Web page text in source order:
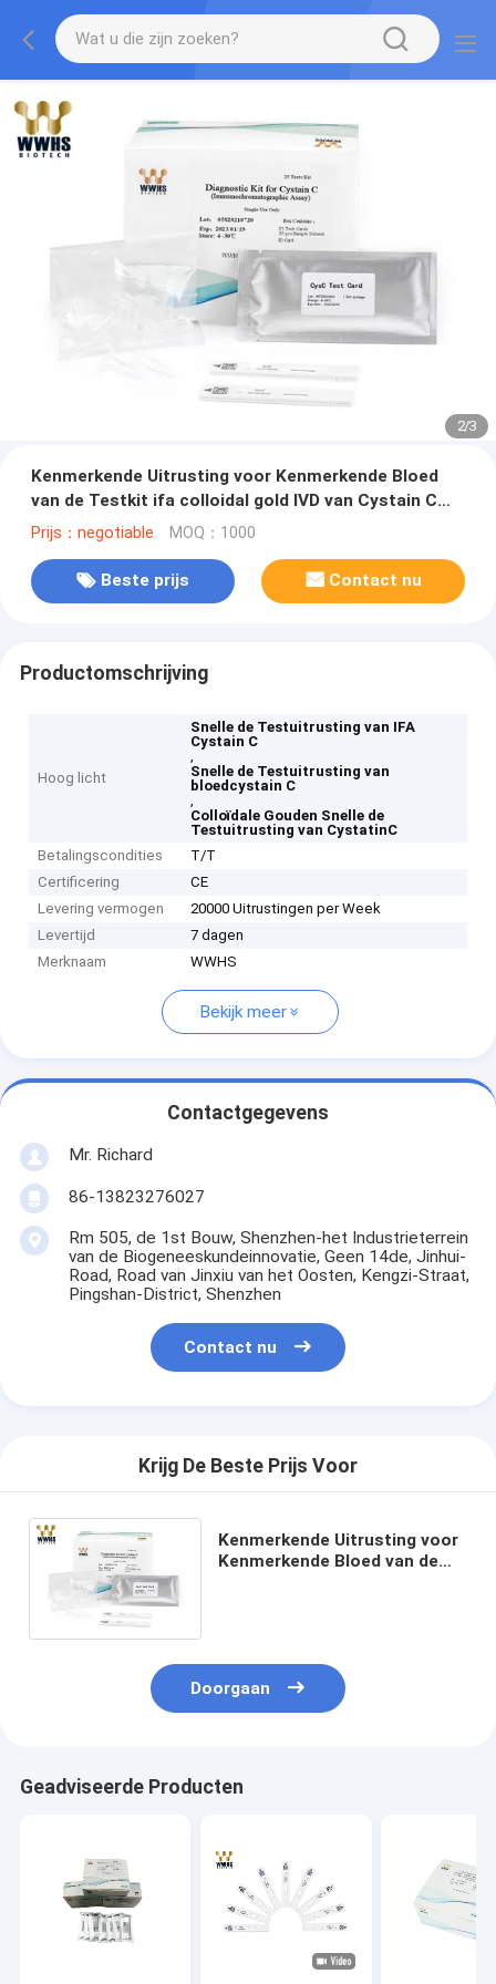
2/3
Kenmerkende Uitrusting voor Kenmerkende Bloed
van de Testkit ifa colloidal gold IVD van Cystain C
het Snelle
Prijs：negotiable MOQ：1000
Beste prijs Contact nu
Productomschrijving
Hoog licht
Snelle de Testuitrusting van IFA
Cystain C
,
Snelle de Testuitrusting van
bloedcystain C
,
Colloïdale Gouden Snelle de
Testuitrusting van CystatinC
Betalingscondities
T/T
Certificering
CE
Levering vermogen
20000 Uitrustingen per Week
Levertijd
7 dagen
Merknaam
WWHS
Bekijk meer
Contactgegevens
Mr. Richard
86-13823276027
Rm 505, de 1st Bouw, Shenzhen-het Industrieterrein
van de Biogeneeskundeinnovatie, Geen 14de, Jinhui-
Road, Road van Jinxiu van het Oosten, Kengzi-Straat,
Pingshan-District, Shenzhen
Contact nu
Krijg De Beste Prijs Voor
Kenmerkende Uitrusting voor
Kenmerkende Bloed van de
Doorgaan
Geadviseerde Producten